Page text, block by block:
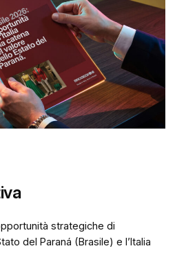
strategiche di
del Paraná (Brasile) e l’Italia